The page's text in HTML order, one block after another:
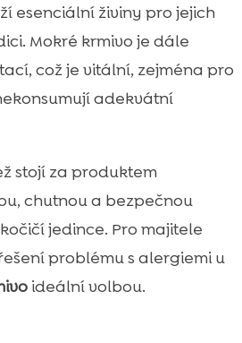
esenciální živiny pro jejich
Mokré krmivo je dále
což je vitální, zejména pro
adekvátní
stojí za produktem
chutnou a bezpečnou
jedince. Pro majitele
problému s alergiemi u
ideální volbou.